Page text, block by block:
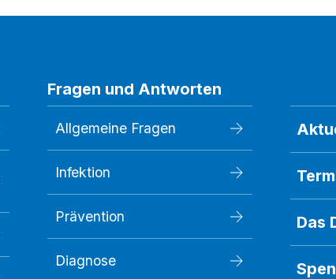
Fragen und Antworten
Allgemeine Fragen
Infektion
Prävention
Diagnose
Das